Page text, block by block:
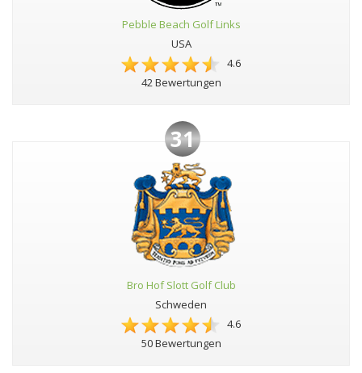
Pebble Beach Golf Links
USA
4.6
42 Bewertungen
31
Bro Hof Slott Golf Club
Schweden
4.6
50 Bewertungen